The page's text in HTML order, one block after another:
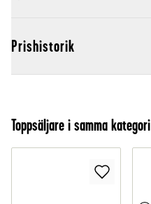
Prishistorik
Toppsäljare i samma kategori